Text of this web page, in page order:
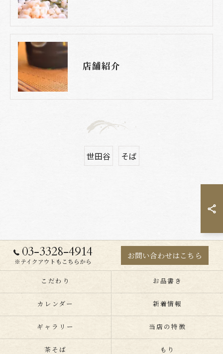
店舗紹介
世田谷 そば
03-3328-4914
※テイクアウトもこちらから
お問い合わせはこちら
こだわり お品書き
カレンダー 新着情報
ギャラリー 当店の特徴
茶そば もり